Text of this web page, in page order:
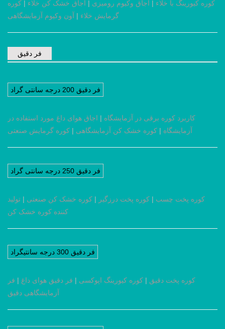
کوره کیورینگ با خلاء | اجاق وکیوم رومیزی | اجاق خشک کن خلاء | کوره
گرمایش خلاء | آون وکیوم آزمایشگاهی
فر دقیق
فر دقیق 200 درجه سانتی گراد
کاربرد کوره برقی در آزمایشگاه | اجاق هوای داغ مورد استفاده در
آزمایشگاه | کوره خشک کن آزمایشگاهی | کوره گرمایش صنعتی
فر دقیق 250 درجه سانتی گراد
کوره پخت چسب | کوره پخت درزگیر | کوره خشک کن صنعتی | تولید
کننده کوره خشک کن
فر دقیق 300 درجه سانتیگراد
کوره پخت دقیق | کوره کیورینگ اپوکسی | فر دقیق هوای داغ | فر
آزمایشگاهی دقیق